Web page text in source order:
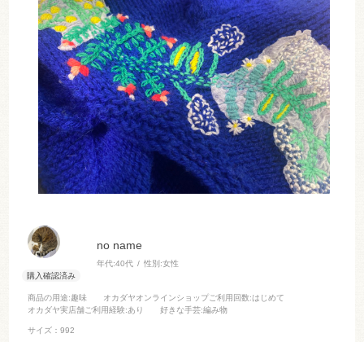
no name
年代:40代 性別:女性
商品の用途:趣味 オカダヤオンラインショップご利用回数:はじめて
オカダヤ実店舗ご利用経験:あり 好きな手芸:編み物
サイズ：992